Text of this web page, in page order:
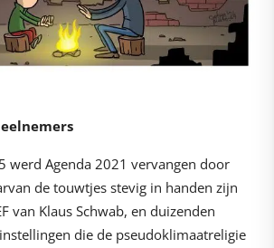
werd Agenda 2021 vervangen door
de touwtjes stevig in handen zijn
van Klaus Schwab, en duizenden
die de pseudoklimaatreligie